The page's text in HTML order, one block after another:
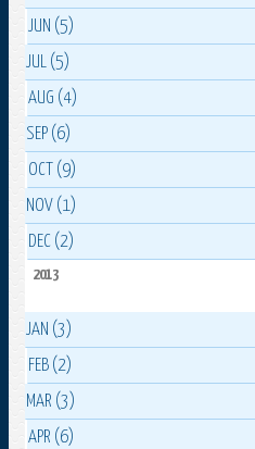
JUN (5)
JUL (5)
AUG (4)
SEP (6)
OCT (9)
NOV (1)
DEC (2)
2013
JAN (3)
FEB (2)
MAR (3)
APR (6)